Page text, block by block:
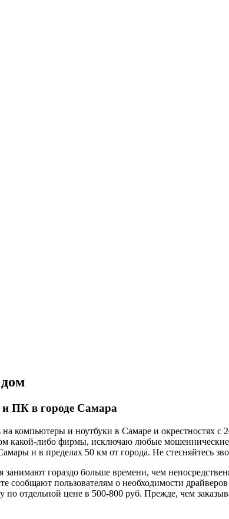
и ПК в городе Самара
компьютеры и ноутбуки в Самаре и окрестностях
какой-либо фирмы, исключаю любые
и в пределах 50 км от города. Не стесняйтесь
гораздо больше времени, чем
пользователям о необходимости
отдельной цене в 500-800 руб. Прежде, чем